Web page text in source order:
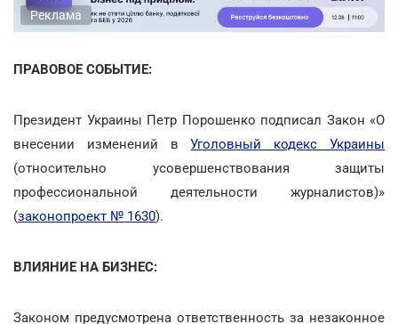
Реклама
ПРАВОВОЕ СОБЫТИЕ:
Президент Украины Петр Порошенко подписал Закон «О
внесении изменений вУголовный кодекс Украины
(относительно усовершенствования защиты
профессиональной деятельности журналистов)»
(законопроект № 1630).
ВЛИЯНИЕ НА БИЗНЕС:
Законом предусмотрена ответственность за незаконное